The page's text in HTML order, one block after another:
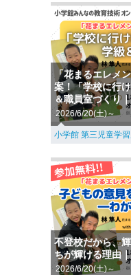
「花まるエレメ
案！「学校に行
＆職員室づくり
2026/6/20(土)～
小学館 第三児童学
不登校だから、
ちが輝ける理由
2026/6/20(土)～